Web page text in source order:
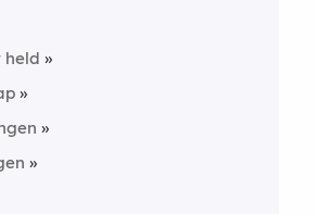
held